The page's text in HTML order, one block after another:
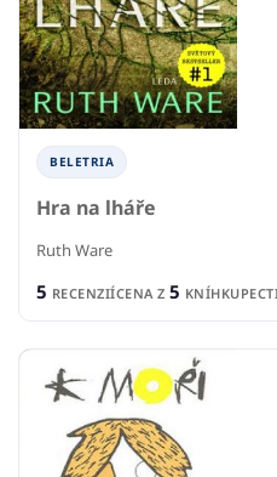
BELETRIA
Hra na lháře
Ruth Ware
5 RECENZIÍCENA Z 5